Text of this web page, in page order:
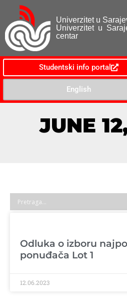
Univerzitet u
Univerzitet u
centar
Studentski info portal
English
JUNE
Odluka o izboru
ponuđača Lot 1
12.06.2023